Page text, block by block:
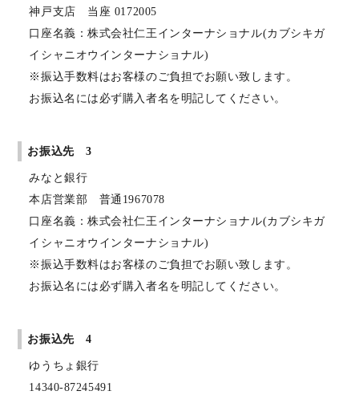
神戸支店 当座 0172005
口座名義：株式会社仁王インターナショナル(カブシキガ
イシャニオウインターナショナル)
※振込手数料はお客様のご負担でお願い致します。
お振込名には必ず購入者名を明記してください。
お振込先 3
みなと銀行
本店営業部 普通1967078
口座名義：株式会社仁王インターナショナル(カブシキガ
イシャニオウインターナショナル)
※振込手数料はお客様のご負担でお願い致します。
お振込名には必ず購入者名を明記してください。
お振込先 4
ゆうちょ銀行
14340-87245491